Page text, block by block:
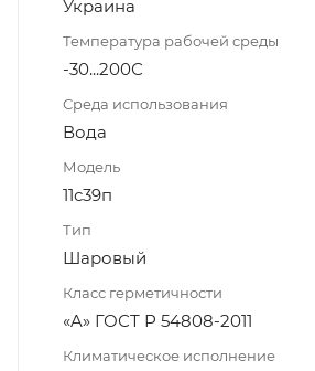
Украина
Температура рабочей среды
-30...200С
Среда использования
Вода
Модель
11с39п
Тип
Шаровый
Класс герметичности
«A» ГОСТ Р 54808-2011
Климатическое исполнение